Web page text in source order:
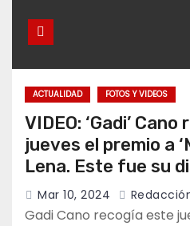
ACTUALIDAD FOTOS Y VIDEOS
VIDEO: ‘Gadi’
jueves el premio a
Lena. Este fue su
Mar 10, 2024
Gadi Cano recogía este